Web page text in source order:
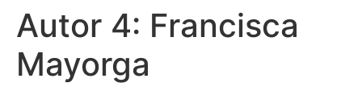
Autor 4: Francisca
Mayorga